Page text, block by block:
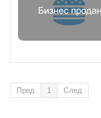
Пред 1 След